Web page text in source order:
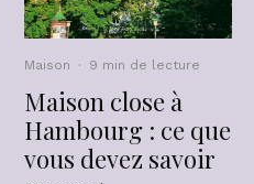
Maison · 9 min de lecture
Maison close à
Hambourg : ce que
vous devez savoir